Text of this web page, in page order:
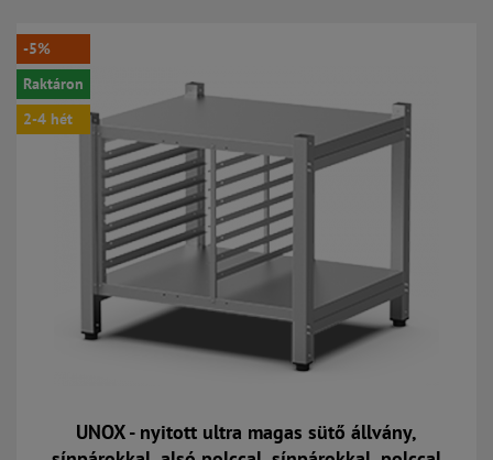
-5%
Raktáron
2-4 hét
UNOX - nyitott ultra magas sütő állvány,